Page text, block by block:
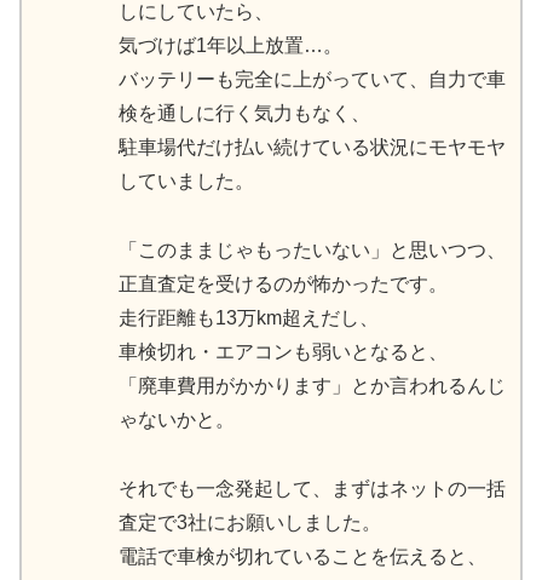
しにしていたら、
気づけば1年以上放置…。
バッテリーも完全に上がっていて、自力で車
検を通しに行く気力もなく、
駐車場代だけ払い続けている状況にモヤモヤ
していました。
「このままじゃもったいない」と思いつつ、
正直査定を受けるのが怖かったです。
走行距離も13万km超えだし、
車検切れ・エアコンも弱いとなると、
「廃車費用がかかります」とか言われるんじ
ゃないかと。
それでも一念発起して、まずはネットの一括
査定で3社にお願いしました。
電話で車検が切れていることを伝えると、